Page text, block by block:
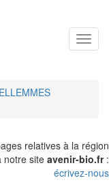
relatives à la région
notre site avenir-bio.fr:
écrivez-nous